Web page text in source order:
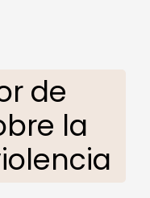
de
la